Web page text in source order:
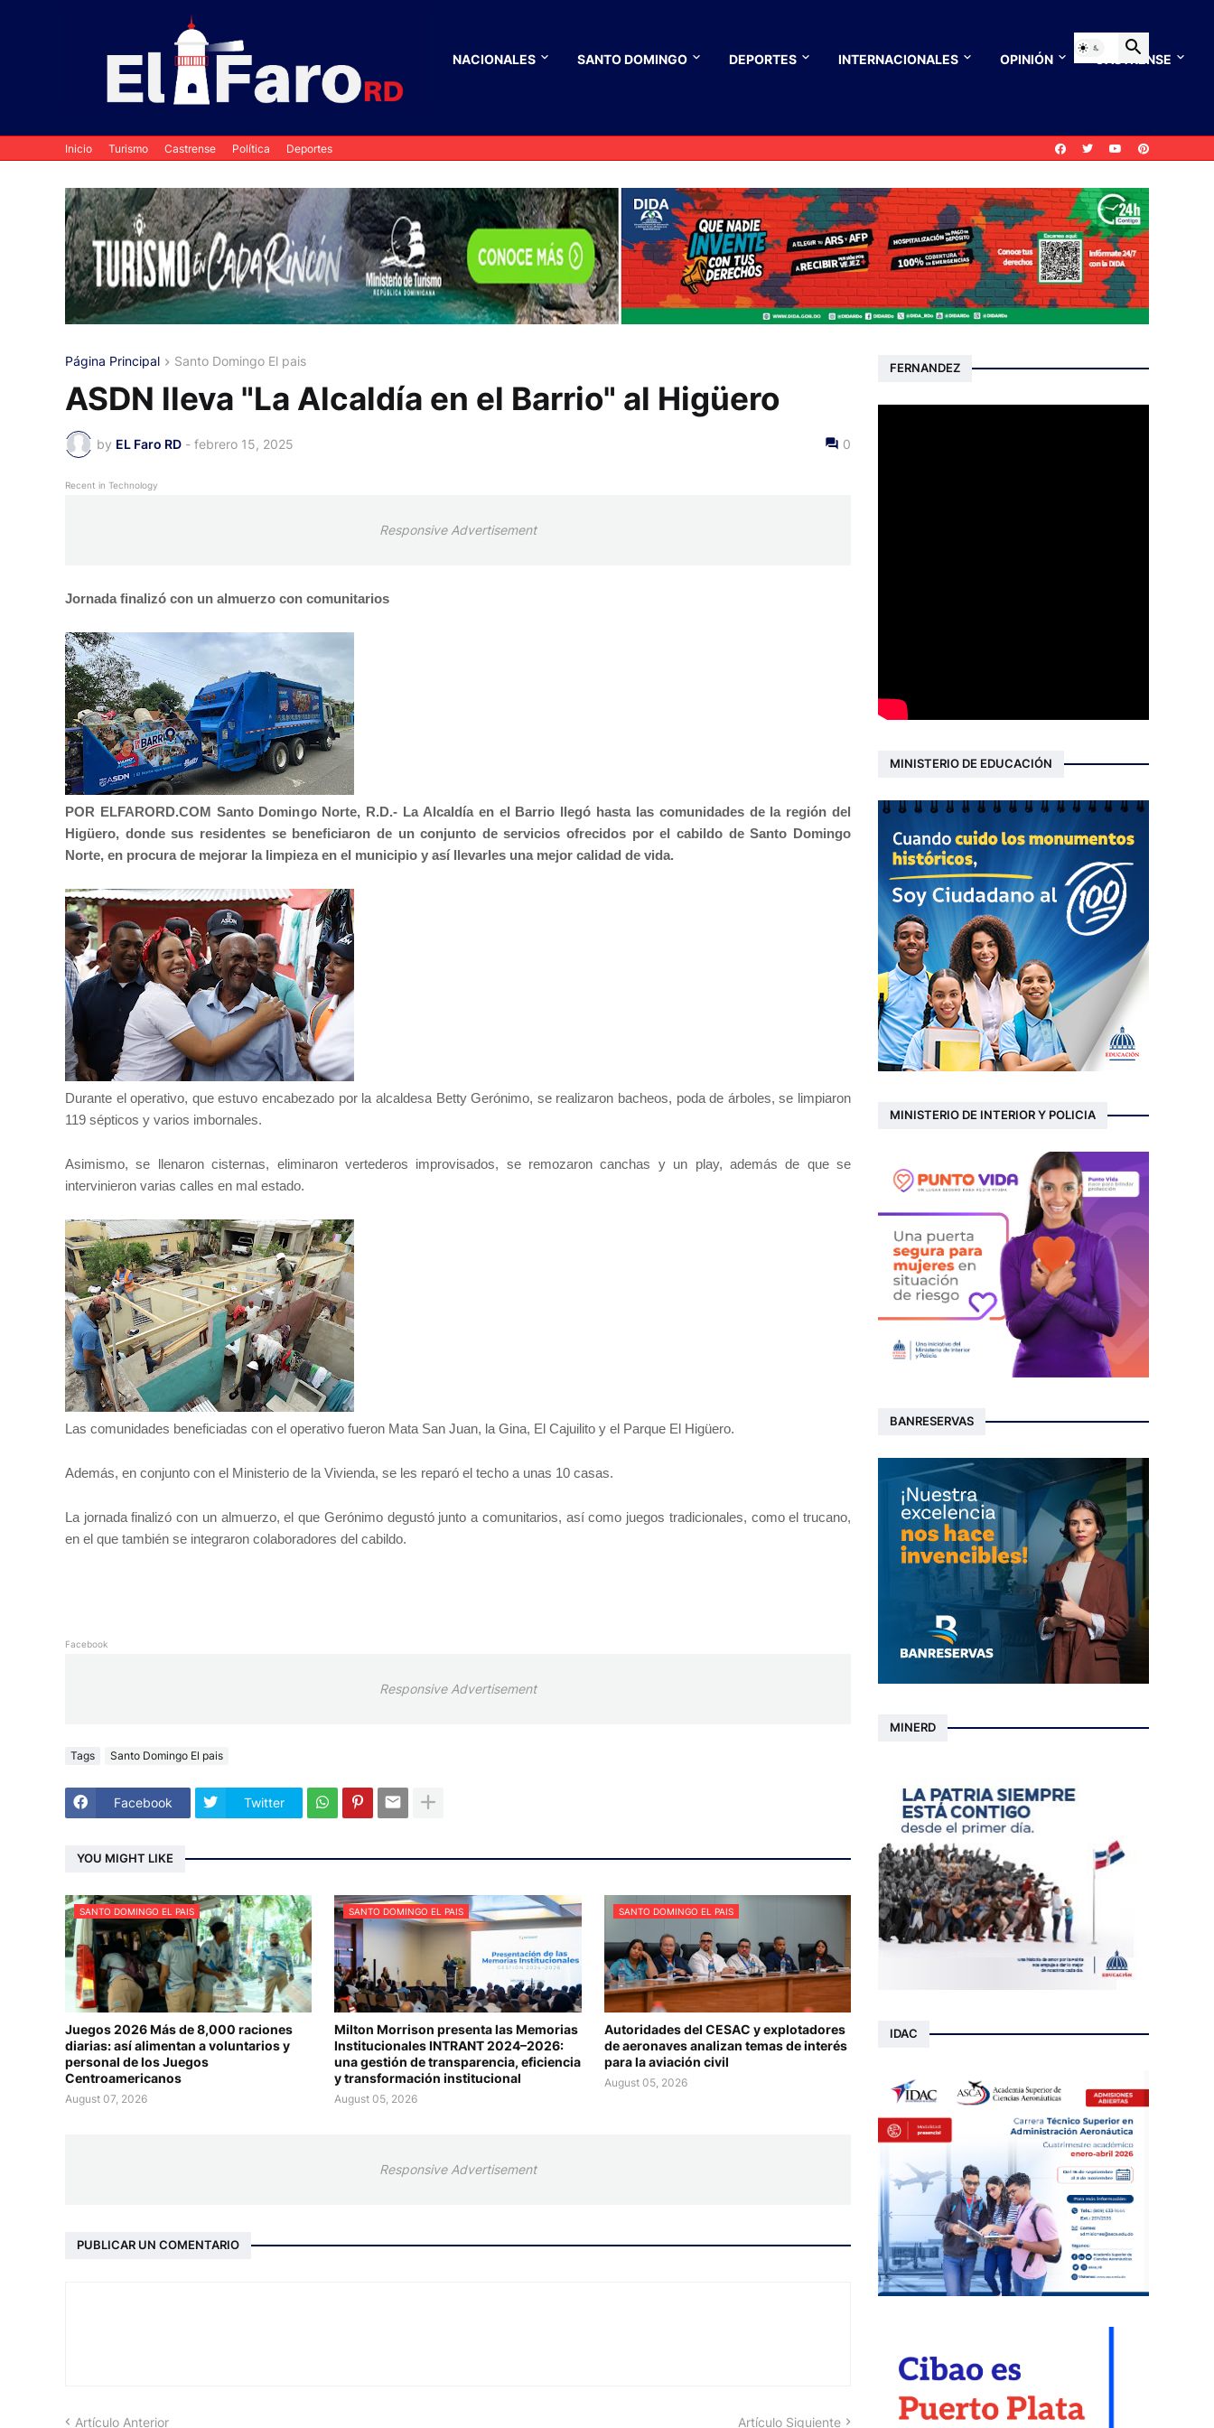
NACIONALES SANTO DOMINGO DEPORTES INTERNACIONALES OPINIÓN CASTRENSE
Inicio Turismo Castrense Política Deportes
Página Principal Santo Domingo El pais
ASDN lleva "La Alcaldía en el Barrio" al Higüero
by EL Faro RD - febrero 15, 2025 0
Recent in Technology
Responsive Advertisement
Jornada finalizó con un almuerzo con comunitarios
POR ELFARORD.COM Santo Domingo Norte, R.D.- La Alcaldía en el Barrio llegó hasta las comunidades de la región del
Higüero, donde sus residentes se beneficiaron de un conjunto de servicios ofrecidos por el cabildo de Santo Domingo
Norte, en procura de mejorar la limpieza en el municipio y así llevarles una mejor calidad de vida.
Durante el operativo, que estuvo encabezado por la alcaldesa Betty Gerónimo, se realizaron bacheos, poda de árboles, se limpiaron
119 sépticos y varios imbornales.
Asimismo, se llenaron cisternas, eliminaron vertederos improvisados, se remozaron canchas y un play, además de que se
intervinieron varias calles en mal estado.
Las comunidades beneficiadas con el operativo fueron Mata San Juan, la Gina, El Cajuilito y el Parque El Higüero.
Además, en conjunto con el Ministerio de la Vivienda, se les reparó el techo a unas 10 casas.
La jornada finalizó con un almuerzo, el que Gerónimo degustó junto a comunitarios, así como juegos tradicionales, como el trucano,
en el que también se integraron colaboradores del cabildo.
Facebook
Responsive Advertisement
Tags Santo Domingo El pais
Facebook Twitter
YOU MIGHT LIKE
SANTO DOMINGO EL PAIS
Juegos 2026 Más de 8,000 raciones
diarias: así alimentan a voluntarios y
personal de los Juegos
Centroamericanos
August 07, 2026
SANTO DOMINGO EL PAIS
Milton Morrison presenta las Memorias
Institucionales INTRANT 2024–2026:
una gestión de transparencia, eficiencia
y transformación institucional
August 05, 2026
SANTO DOMINGO EL PAIS
Autoridades del CESAC y explotadores
de aeronaves analizan temas de interés
para la aviación civil
August 05, 2026
Responsive Advertisement
PUBLICAR UN COMENTARIO
Artículo Anterior Artículo Siguiente
FERNANDEZ
MINISTERIO DE EDUCACIÓN
MINISTERIO DE INTERIOR Y POLICIA
BANRESERVAS
MINERD
IDAC